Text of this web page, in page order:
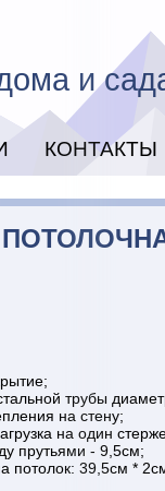
и
КОНТАКТЫ
трубы
на стену;
на один
прутьями - 9,5см;
потолок: 39,5см *